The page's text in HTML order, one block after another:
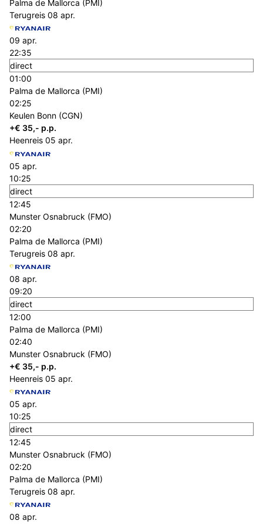
Palma de Mallorca (PMI)
Terugreis 08 apr.
09 apr.
22:35
direct
01:00
Palma de Mallorca (PMI)
02:25
Keulen Bonn (CGN)
+€ 35,- p.p.
Heenreis 05 apr.
05 apr.
10:25
direct
12:45
Munster Osnabruck (FMO)
02:20
Palma de Mallorca (PMI)
Terugreis 08 apr.
08 apr.
09:20
direct
12:00
Palma de Mallorca (PMI)
02:40
Munster Osnabruck (FMO)
+€ 35,- p.p.
Heenreis 05 apr.
05 apr.
10:25
direct
12:45
Munster Osnabruck (FMO)
02:20
Palma de Mallorca (PMI)
Terugreis 08 apr.
08 apr.